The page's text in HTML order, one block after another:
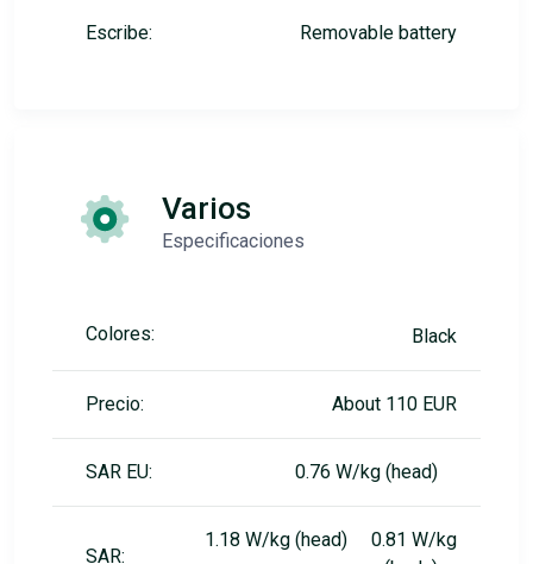
Escribe: Removable battery
Varios
Especificaciones
Colores: Black
Precio: About 110 EUR
SAR EU: 0.76 W/kg (head)
SAR:
1.18 W/kg (head) 0.81 W/kg